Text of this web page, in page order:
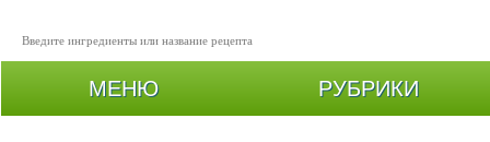
МЕНЮ РУБРИКИ